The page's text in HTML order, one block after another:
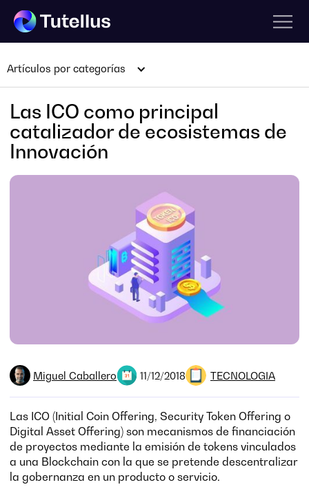
Artículos por categorías
Las ICO como principal
catalizador de ecosistemas de
Innovación
Miguel Caballero 11/12/2018 TECNOLOGIA
Las ICO (Initial Coin Offering, Security Token Offering o
Digital Asset Offering) son mecanismos de financiación
de proyectos mediante la emisión de tokens vinculados
a una Blockchain con la que se pretende descentralizar
la gobernanza en un producto o servicio.